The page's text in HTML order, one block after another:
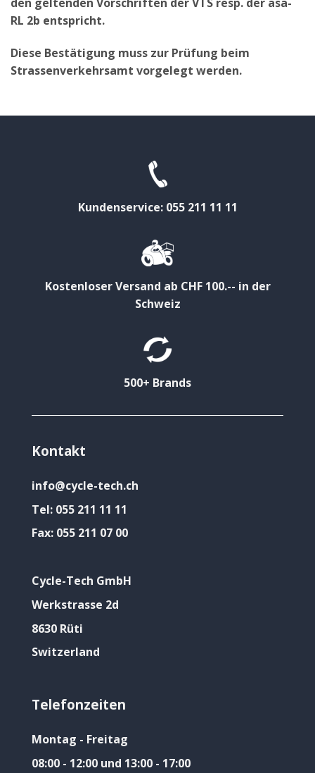
RL 2b entspricht.
Diese Bestätigung muss zur Prüfung beim
Strassenverkehrsamt vorgelegt werden.
Kundenservice: 055 211 11 11
Kostenloser Versand ab CHF 100.-- in der
Schweiz
500+ Brands
Kontakt
info@cycle-tech.ch
Tel: 055 211 11 11
Fax: 055 211 07 00
Cycle-Tech GmbH
Werkstrasse 2d
8630 Rüti
Switzerland
Telefonzeiten
Montag - Freitag
08:00 - 12:00 und 13:00 - 17:00